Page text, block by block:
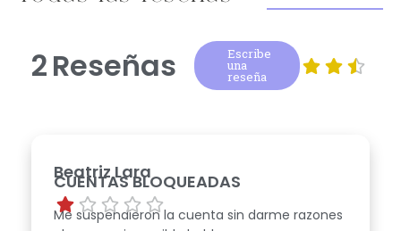
2Reseñas Escribe
una
reseña
Beatriz Lara
CUENTAS BLOQUEADAS
Me suspendieron la cuenta sin darme razones